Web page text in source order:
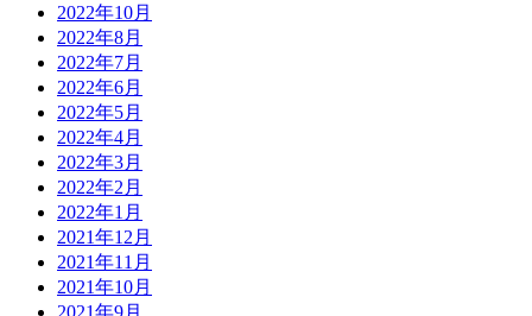
2022年10月
2022年8月
2022年7月
2022年6月
2022年5月
2022年4月
2022年3月
2022年2月
2022年1月
2021年12月
2021年11月
2021年10月